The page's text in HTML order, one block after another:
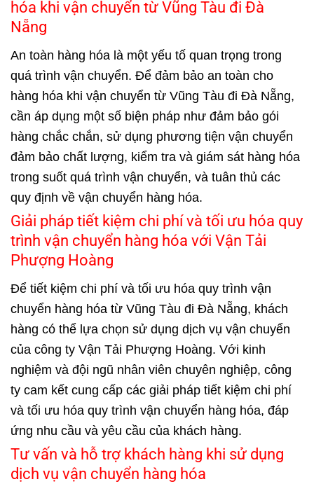
hóa khi vận chuyển từ Vũng Tàu đi Đà
Nẵng
An toàn hàng hóa là một yếu tố quan trọng trong
quá trình vận chuyển. Để đảm bảo an toàn cho
hàng hóa khi vận chuyển từ Vũng Tàu đi Đà Nẵng,
cần áp dụng một số biện pháp như đảm bảo gói
hàng chắc chắn, sử dụng phương tiện vận chuyển
đảm bảo chất lượng, kiểm tra và giám sát hàng hóa
trong suốt quá trình vận chuyển, và tuân thủ các
quy định về vận chuyển hàng hóa.
Giải pháp tiết kiệm chi phí và tối ưu hóa quy
trình vận chuyển hàng hóa với Vận Tải
Phượng Hoàng
Để tiết kiệm chi phí và tối ưu hóa quy trình vận
chuyển hàng hóa từ Vũng Tàu đi Đà Nẵng, khách
hàng có thể lựa chọn sử dụng dịch vụ vận chuyển
của công ty Vận Tải Phượng Hoàng. Với kinh
nghiệm và đội ngũ nhân viên chuyên nghiệp, công
ty cam kết cung cấp các giải pháp tiết kiệm chi phí
và tối ưu hóa quy trình vận chuyển hàng hóa, đáp
ứng nhu cầu và yêu cầu của khách hàng.
Tư vấn và hỗ trợ khách hàng khi sử dụng
dịch vụ vận chuyển hàng hóa